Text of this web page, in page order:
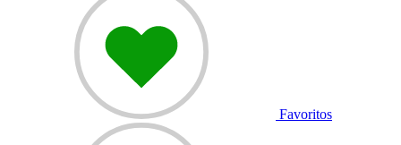
Favoritos